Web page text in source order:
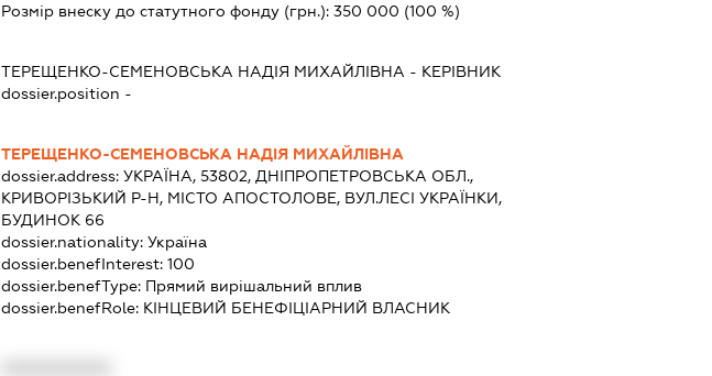
Розмір внеску до статутного фонду (грн.): 350 000 (100 %)
ТЕРЕЩЕНКО-СЕМЕНОВСЬКА НАДІЯ МИХАЙЛІВНА - КЕРІВНИК
dossier.position -
ТЕРЕЩЕНКО-СЕМЕНОВСЬКА НАДІЯ МИХАЙЛІВНА
dossier.address: УКРАЇНА, 53802, ДНІПРОПЕТРОВСЬКА ОБЛ.,
КРИВОРІЗЬКИЙ Р-Н, МІСТО АПОСТОЛОВЕ, ВУЛ.ЛЕСІ УКРАЇНКИ,
БУДИНОК 66
dossier.nationality: Україна
dossier.benefInterest: 100
dossier.benefType: Прямий вирішальний вплив
dossier.benefRole: КІНЦЕВИЙ БЕНЕФІЦІАРНИЙ ВЛАСНИК